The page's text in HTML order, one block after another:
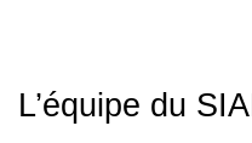
L’équipe du